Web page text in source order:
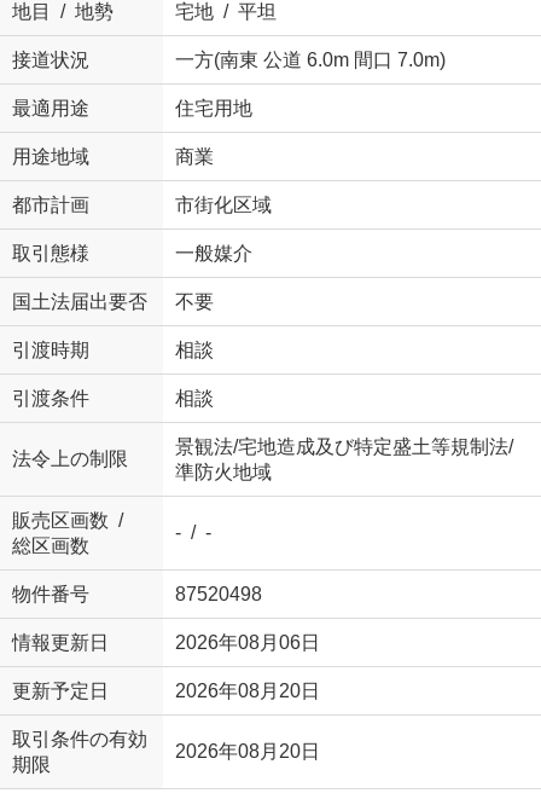
地目 / 地勢 宅地 / 平坦
接道状況 一方(南東 公道 6.0m 間口 7.0m)
最適用途 住宅用地
用途地域 商業
都市計画 市街化区域
取引態様 一般媒介
国土法届出要否 不要
引渡時期 相談
引渡条件 相談
法令上の制限
景観法/宅地造成及び特定盛土等規制法/
準防火地域
販売区画数 /
総区画数
- / -
物件番号 87520498
情報更新日 2026年08月06日
更新予定日 2026年08月20日
取引条件の有効
期限
2026年08月20日